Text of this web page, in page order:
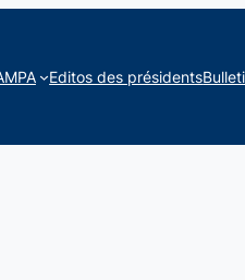
Editos des présidents